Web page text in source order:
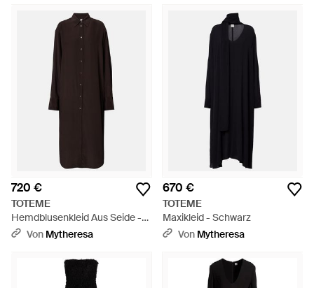
720 €
TOTEME
Hemdblusenkleid Aus Seide -
Schwarz
Von Mytheresa
670 €
TOTEME
Maxikleid - Schwarz
Von Mytheresa